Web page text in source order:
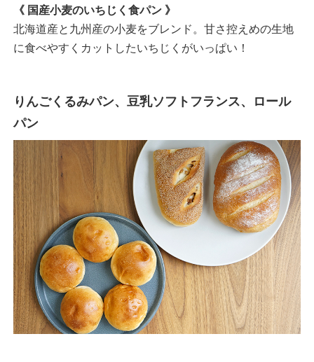
《 国産小麦のいちじく食パン 》
北海道産と九州産の小麦をブレンド。甘さ控えめの生地
に食べやすくカットしたいちじくがいっぱい！
りんごくるみパン、豆乳ソフトフランス、ロール
パン